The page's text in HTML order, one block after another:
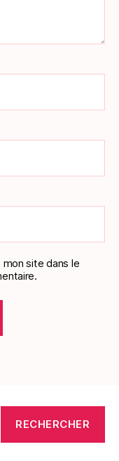
site dans le